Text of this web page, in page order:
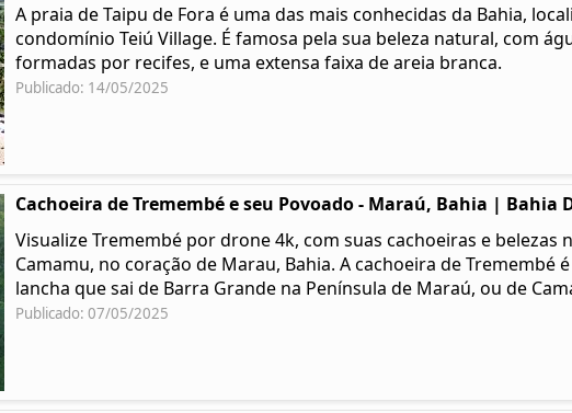
A praia de Taipu de Fora é uma das mais conhecidas da Bahia,
condomínio Teiú Village. É famosa pela sua beleza natural, com
formadas por recifes, e uma extensa faixa de areia branca.
Publicado: 14/05/2025
Cachoeira de Tremembé e seu Povoado - Maraú, Bahia | Bahia
Visualize Tremembé por drone 4k, com suas cachoeiras e belezas
Camamu, no coração de Marau, Bahia. A cachoeira de Tremembé
lancha que sai de Barra Grande na Península de Maraú, ou de
Publicado: 07/05/2025